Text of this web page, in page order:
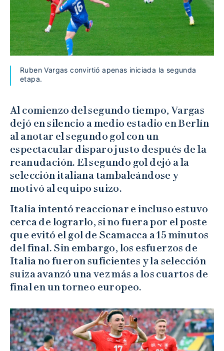
Ruben Vargas convirtió apenas iniciada la segunda
etapa.
Al comienzo del segundo tiempo, Vargas
dejó en silencio a medio estadio en Berlín
al anotar el segundo gol con un
espectacular disparo justo después de la
reanudación. El segundo gol dejó a la
selección italiana tambaleándose y
motivó al equipo suizo.
Italia intentó reaccionar e incluso estuvo
cerca de lograrlo, si no fuera por el poste
que evitó el gol de Scamacca a 15 minutos
del final. Sin embargo, los esfuerzos de
Italia no fueron suficientes y la selección
suiza avanzó una vez más a los cuartos de
final en un torneo europeo.